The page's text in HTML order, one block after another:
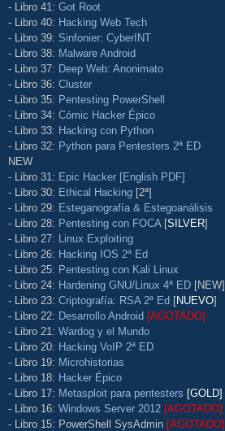
- Libro 41: Got Root
- Libro 40: Hacking Web Tech
- Libro 39: Sinfonier: CyberINT
- Libro 38: Malware Android
- Libro 37: Deep Web: Anonimato
- Libro 36: Cluster
- Libro 35: Pentesting PowerShell
- Libro 34: Cómic Hacker Épico
- Libro 33: Hacking con Python
- Libro 32: Python para Pentesters 2ª ED
NEW
- Libro 31: Epic Hacker [English PDF]
- Libro 30: Ethical Hacking [2ª]
- Libro 29: Esteganografía & Estegoanálisis
- Libro 28: Pentesting con FOCA [SILVER]
- Libro 27: Linux Exploiting
- Libro 26: Hacking IOS 2ª Ed
- Libro 25: Pentesting con Kali Linux
- Libro 24: Hardening GNU/Linux 4ª ED [NEW]
- Libro 23: Criptografía: RSA 2ª Ed [NUEVO]
- Libro 22: Desarrollo Android [AGOTADO]
- Libro 21: Wardog y el Mundo
- Libro 20: Hacking VoIP 2ª ED
- Libro 19: Microhistorias
- Libro 18: Hacker Épico
- Libro 17: Metasploit para pentesters [GOLD]
- Libro 16: Windows Server 2012 [AGOTADO]
- Libro 15: PowerShell SysAdmin [AGOTADO]